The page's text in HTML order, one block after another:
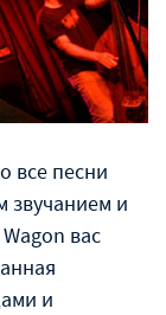
все песни
звучанием и
вас
и